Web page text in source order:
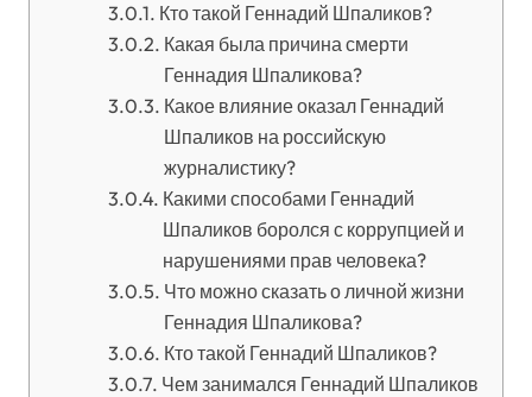
Кто такой Геннадий Шпаликов?
Какая была причина смерти
Геннадия Шпаликова?
Какое влияние оказал Геннадий
Шпаликов на российскую
журналистику?
Какими способами Геннадий
Шпаликов боролся с коррупцией и
нарушениями прав человека?
Что можно сказать о личной жизни
Геннадия Шпаликова?
Кто такой Геннадий Шпаликов?
Чем занимался Геннадий Шпаликов